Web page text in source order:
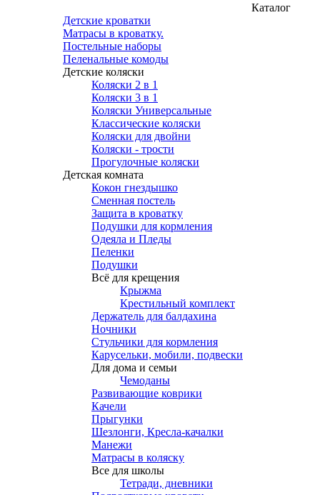
Каталог
Детские кроватки
Матрасы в кроватку.
Постельные наборы
Пеленальные комоды
Детские коляски
Коляски 2 в 1
Коляски 3 в 1
Коляски Универсальные
Классические коляски
Коляски для двойни
Коляски - трости
Прогулочные коляски
Детская комната
Кокон гнездышко
Сменная постель
Защита в кроватку
Подушки для кормления
Одеяла и Пледы
Пеленки
Подушки
Всё для крещения
Крыжма
Крестильный комплект
Держатель для балдахина
Ночники
Стульчики для кормления
Карусельки, мобили, подвески
Для дома и семьи
Чемоданы
Развивающие коврики
Качели
Прыгунки
Шезлонги, Кресла-качалки
Манежи
Матрасы в коляску
Все для школы
Тетради, дневники